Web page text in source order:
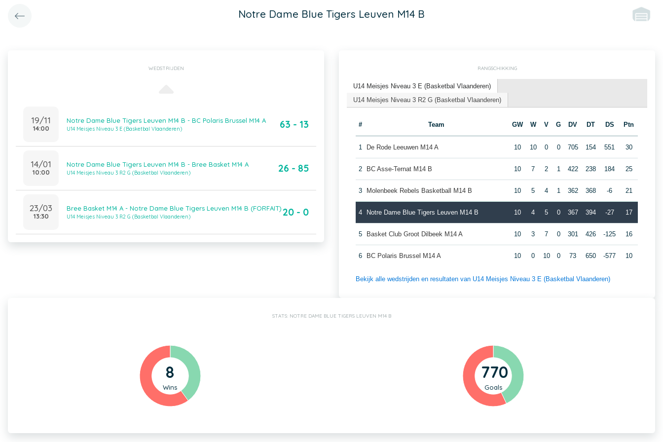
Notre Dame Blue Tigers Leuven M14 B
WEDSTRIJDEN
19/11
14:00
Notre Dame Blue Tigers Leuven M14 B - BC Polaris Brussel M14 A
U14 Meisjes Niveau 3 E (Basketbal Vlaanderen) 63 - 13
14/01
10:00
Notre Dame Blue Tigers Leuven M14 B - Bree Basket M14 A
U14 Meisjes Niveau 3 R2 G (Basketbal Vlaanderen) 26 - 85
23/03
13:30
Bree Basket M14 A - Notre Dame Blue Tigers Leuven M14 B (FORFAIT)
U14 Meisjes Niveau 3 R2 G (Basketbal Vlaanderen) 20 - 0
RANGSCHIKKING
U14 Meisjes Niveau 3 E (Basketbal Vlaanderen)
U14 Meisjes Niveau 3 R2 G (Basketbal Vlaanderen)
# Team GW W V G DV DT DS Ptn
1 De Rode Leeuwen M14 A 10 10 0 0 705 154 551 30
2 BC Asse-Ternat M14 B 10 7 2 1 422 238 184 25
3 Molenbeek Rebels Basketball M14 B 10 5 4 1 362 368 -6 21
4 Notre Dame Blue Tigers Leuven M14 B 10 4 5 0 367 394 -27 17
5 Basket Club Groot Dilbeek M14 A 10 3 7 0 301 426 -125 16
6 BC Polaris Brussel M14 A 10 0 10 0 73 650 -577 10
Bekijk alle wedstrijden en resultaten van U14 Meisjes Niveau 3 E (Basketbal Vlaanderen)
STATS: NOTRE DAME BLUE TIGERS LEUVEN M14 B
8
Wins
770
Goals